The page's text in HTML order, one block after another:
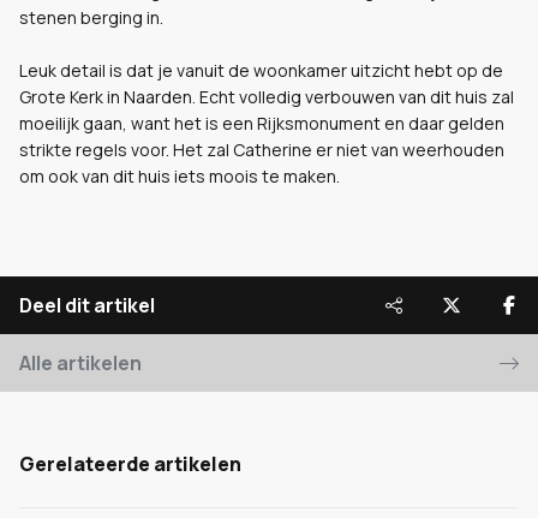
stenen berging in.
Leuk detail is dat je vanuit de woonkamer uitzicht hebt op de
Grote Kerk in Naarden. Echt volledig verbouwen van dit huis zal
moeilijk gaan, want het is een Rijksmonument en daar gelden
strikte regels voor. Het zal Catherine er niet van weerhouden
om ook van dit huis iets moois te maken.
Deel dit artikel
Alle artikelen
Gerelateerde artikelen